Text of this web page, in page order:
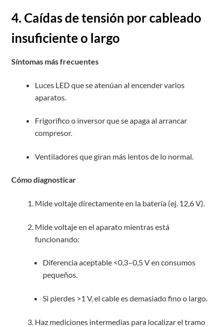
4. Caídas de tensión por cableado
insuficiente o largo
Síntomas más frecuentes
Luces LED que se atenúan al encender varios
aparatos.
Frigorífico o inversor que se apaga al arrancar
compresor.
Ventiladores que giran más lentos de lo normal.
Cómo diagnosticar
Mide voltaje directamente en la batería (ej. 12,6 V).
Mide voltaje en el aparato mientras está
funcionando:
Diferencia aceptable <0,3–0,5 V en consumos
pequeños.
Si pierdes >1 V, el cable es demasiado fino o largo.
Haz mediciones intermedias para localizar el tramo